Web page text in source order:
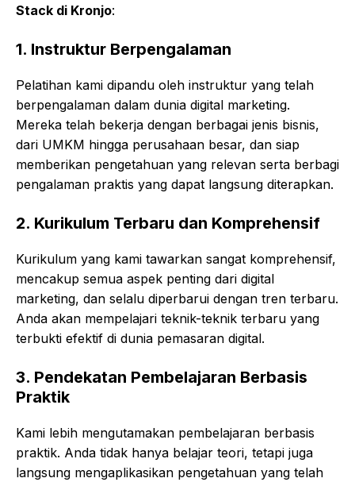
Stack di Kronjo:
1. Instruktur Berpengalaman
Pelatihan kami dipandu oleh instruktur yang telah
berpengalaman dalam dunia digital marketing.
Mereka telah bekerja dengan berbagai jenis bisnis,
dari UMKM hingga perusahaan besar, dan siap
memberikan pengetahuan yang relevan serta berbagi
pengalaman praktis yang dapat langsung diterapkan.
2. Kurikulum Terbaru dan Komprehensif
Kurikulum yang kami tawarkan sangat komprehensif,
mencakup semua aspek penting dari digital
marketing, dan selalu diperbarui dengan tren terbaru.
Anda akan mempelajari teknik-teknik terbaru yang
terbukti efektif di dunia pemasaran digital.
3. Pendekatan Pembelajaran Berbasis
Praktik
Kami lebih mengutamakan pembelajaran berbasis
praktik. Anda tidak hanya belajar teori, tetapi juga
langsung mengaplikasikan pengetahuan yang telah